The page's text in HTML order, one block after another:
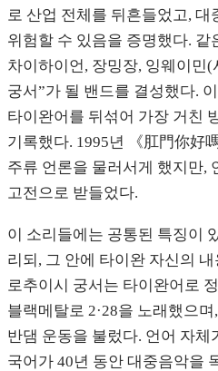
로 산업 전체를 뒤흔들었고,
위험할 수 있음을 증명했다. 같
차이하이언, 장밍장, 잉웨이민(
궁서”가 될 밴드를 결성했다.
타이완어를 뒤섞어 가장 거친
기록했다. 1995년 《肛門你好
주류 언론을 물러서게 했지만,
고전으로 받들었다.
이 소리들에는 공통된 특징이
리되, 그 안에 타이완 자신의
로추이시 궁서는 타이완어로
블랙메탈로 2·28을 노래했으
반댐 운동을 불렀다. 언어 자체
국어가 40년 동안 대중음악을